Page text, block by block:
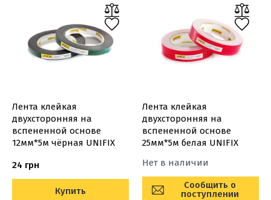
Лента клейкая
двухсторонняя на
вспененной основе
12мм*5м чёрная UNIFIX
24 грн
Купить
Лента клейкая
двухсторонняя на
вспененной основе
25мм*5м белая UNIFIX
Нет в наличии
Сообщить о
поступлении